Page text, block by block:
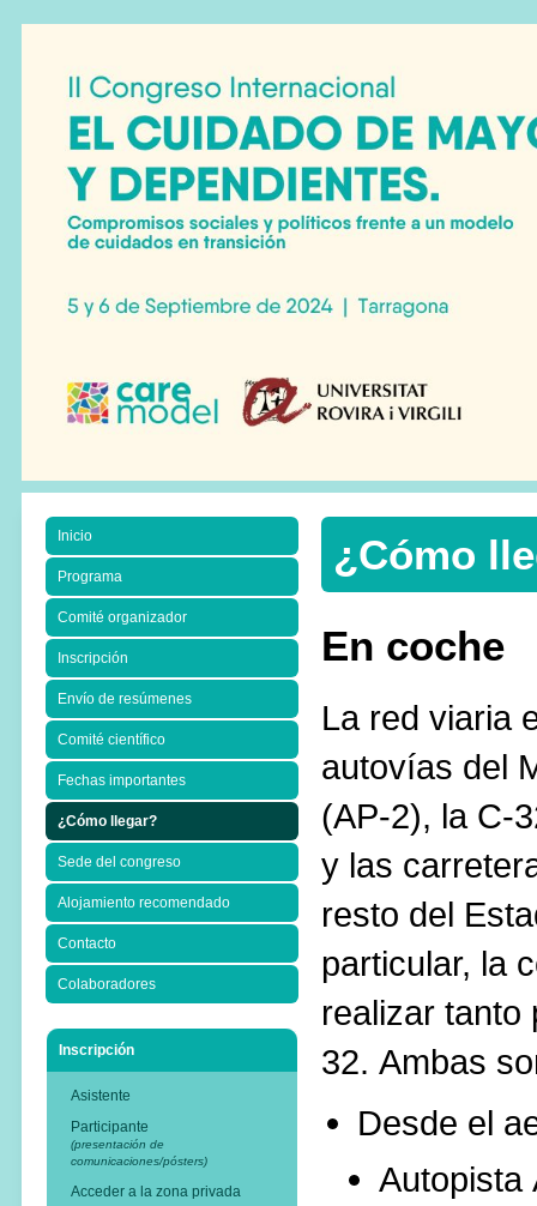
Inicio
Programa
Comité organizador
Inscripción
Envío de resúmenes
Comité científico
Fechas importantes
¿Cómo llegar?
Sede del congreso
Alojamiento recomendado
Contacto
Colaboradores
Inscripción
Asistente
Participante
(presentación de
comunicaciones/pósters)
Acceder a la zona privada
¿Cómo
En coche
Lared viaria
autovías del
(AP-2), la C-
y las
resto del
particular, la
realizar tanto
32. Ambas
Desde el
Autopista